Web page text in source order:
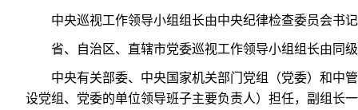
中央巡视工作领导小组组长由中央纪律检查委员会书
省、自治区、直辖市党委巡视工作领导小组组长由同
中央有关部委、中央国家机关部门党组（党委）和中
设党组、党委的单位领导班子主要负责人）担任，副组长